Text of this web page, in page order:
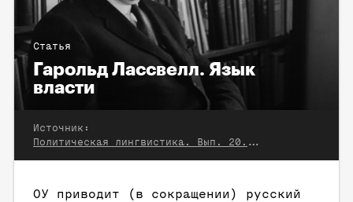
Статья
Гарольд Лассвелл. Язык
власти
Источник:
Политическая лингвистика. Вып. 20. Екатеринбург, 2006
ОУ приводит (в сокращении) русский